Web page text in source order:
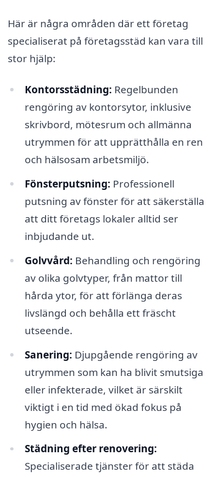
Här är några områden där ett företag
specialiserat på företagsstäd kan vara till
stor hjälp:
Kontorsstädning: Regelbunden
rengöring av kontorsytor, inklusive
skrivbord, mötesrum och allmänna
utrymmen för att upprätthålla en ren
och hälsosam arbetsmiljö.
Fönsterputsning: Professionell
putsning av fönster för att säkerställa
att ditt företags lokaler alltid ser
inbjudande ut.
Golvvård: Behandling och rengöring
av olika golvtyper, från mattor till
hårda ytor, för att förlänga deras
livslängd och behålla ett fräscht
utseende.
Sanering: Djupgående rengöring av
utrymmen som kan ha blivit smutsiga
eller infekterade, vilket är särskilt
viktigt i en tid med ökad fokus på
hygien och hälsa.
Städning efter renovering:
Specialiserade tjänster för att städa